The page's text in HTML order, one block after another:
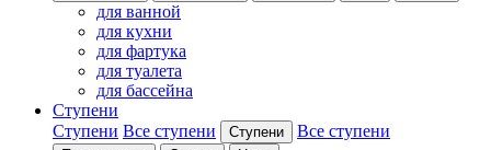
для ванной
для кухни
для фартука
для туалета
для бассейна
Ступени
Ступени Все ступени Ступени Все ступени